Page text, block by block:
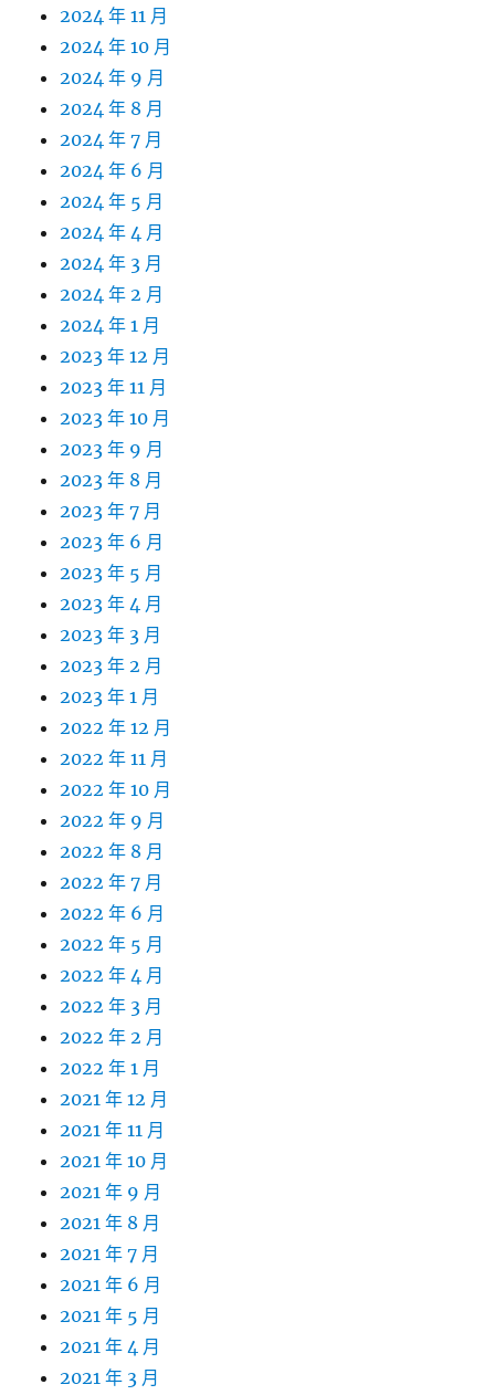
2024 年 11 月
2024 年 10 月
2024 年 9 月
2024 年 8 月
2024 年 7 月
2024 年 6 月
2024 年 5 月
2024 年 4 月
2024 年 3 月
2024 年 2 月
2024 年 1 月
2023 年 12 月
2023 年 11 月
2023 年 10 月
2023 年 9 月
2023 年 8 月
2023 年 7 月
2023 年 6 月
2023 年 5 月
2023 年 4 月
2023 年 3 月
2023 年 2 月
2023 年 1 月
2022 年 12 月
2022 年 11 月
2022 年 10 月
2022 年 9 月
2022 年 8 月
2022 年 7 月
2022 年 6 月
2022 年 5 月
2022 年 4 月
2022 年 3 月
2022 年 2 月
2022 年 1 月
2021 年 12 月
2021 年 11 月
2021 年 10 月
2021 年 9 月
2021 年 8 月
2021 年 7 月
2021 年 6 月
2021 年 5 月
2021 年 4 月
2021 年 3 月